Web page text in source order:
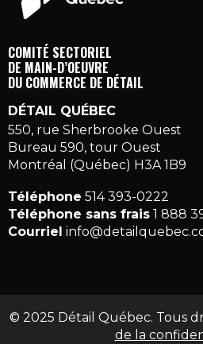
COMITÉ SECTORIEL
DE MAIN-D’OEUVRE
DU COMMERCE DE DÉTAIL
DÉTAIL QUÉBEC
550, rue Sherbrooke Ouest
Bureau 590, tour Ouest
Montréal (Québec) H3A 1B9
Téléphone 514 393-0222
Téléphone sans frais 1 888
Courriel
© 2025 Détail Québec. Tous
de la